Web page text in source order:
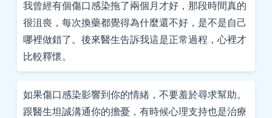
我曾經有個傷口感染拖了兩個月才好，那段時間真的
很沮喪，每次換藥都覺得為什麼還不好，是不是自己
哪裡做錯了。後來醫生告訴我這是正常過程，心裡才
比較釋懷。
如果傷口感染影響到你的情緒，不要羞於尋求幫助。
跟醫生坦誠溝通你的擔憂，有時候心理支持也是治療